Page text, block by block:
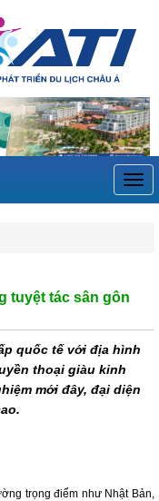
tuyệt tác sân gôn
quốc tế với địa hình
thoại giàu kinh
mới đây, đại diện
trọng điểm như Nhật Bản,